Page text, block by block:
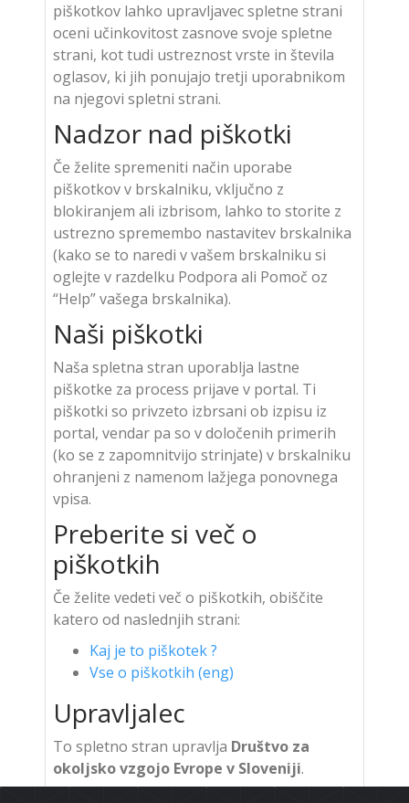
piškotkov lahko upravljavec spletne strani
oceni učinkovitost zasnove svoje spletne
strani, kot tudi ustreznost vrste in števila
oglasov, ki jih ponujajo tretji uporabnikom
na njegovi spletni strani.
Nadzor nad piškotki
Če želite spremeniti način uporabe
piškotkov v brskalniku, vključno z
blokiranjem ali izbrisom, lahko to storite z
ustrezno spremembo nastavitev brskalnika
(kako se to naredi v vašem brskalniku si
oglejte v razdelku Podpora ali Pomoč oz
“Help” vašega brskalnika).
Naši piškotki
Naša spletna stran uporablja lastne
piškotke za process prijave v portal. Ti
piškotki so privzeto izbrsani ob izpisu iz
portal, vendar pa so v določenih primerih
(ko se z zapomnitvijo strinjate) v brskalniku
ohranjeni z namenom lažjega ponovnega
vpisa.
Preberite si več o
piškotkih
Če želite vedeti več o piškotkih, obiščite
katero od naslednjih strani:
Kaj je to piškotek ?
Vse o piškotkih (eng)
Upravljalec
To spletno stran upravlja Društvo za
okoljsko vzgojo Evrope v Sloveniji.